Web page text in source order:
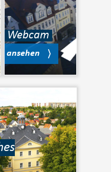
Webcam
ansehen